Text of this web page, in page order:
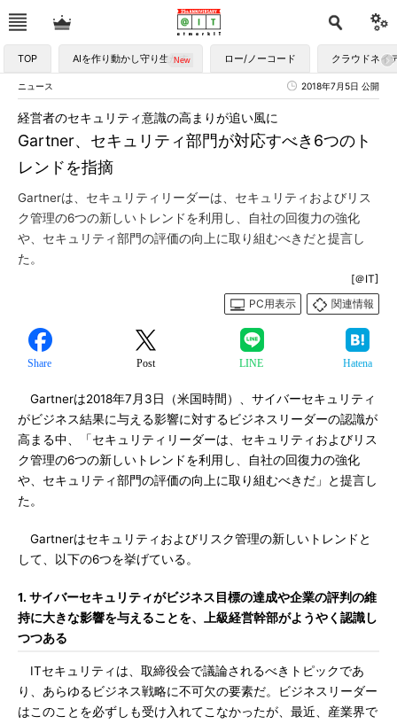
TOP AIを作り動かし守り生かす ロー/ノーコード クラウドネイ
ニュース 2018年7月5日 公開
Gartner、セキュリティ部門が対応すべき6つのト
レンドを指摘
経営者のセキュリティ意識の高まりが追い風に
Gartnerは、セキュリティリーダーは、セキュリティおよびリス
ク管理の6つの新しいトレンドを利用し、自社の回復力の強化
や、セキュリティ部門の評価の向上に取り組むべきだと提言し
た。
[＠IT]
PC用表示
関連情報
Share Post LINE Hatena
Gartnerは2018年7月3日（米国時間）、サイバーセキュリティ
がビジネス結果に与える影響に対するビジネスリーダーの認識が
高まる中、「セキュリティリーダーは、セキュリティおよびリス
ク管理の6つの新しいトレンドを利用し、自社の回復力の強化
や、セキュリティ部門の評価の向上に取り組むべきだ」と提言し
た。
Gartnerはセキュリティおよびリスク管理の新しいトレンドと
して、以下の6つを挙げている。
1. サイバーセキュリティがビジネス目標の達成や企業の評判の維
持に大きな影響を与えることを、上級経営幹部がようやく認識し
つつある
ITセキュリティは、取締役会で議論されるべきトピックであ
り、あらゆるビジネス戦略に不可欠の要素だ。ビジネスリーダー
はこのことを必ずしも受け入れてこなかったが、最近、産業界で